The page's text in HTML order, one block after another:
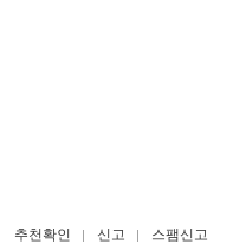
추천확인 신고 스팸신고